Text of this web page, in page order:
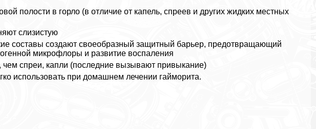
полости в горло (в отличие от капель, спреев и других жидких местных
слизистую
составы создают своеобразный защитный барьер, предотвращающий
микрофлоры и развитие воспаления
спреи, капли (последние вызывают привыкание)
использовать при домашнем лечении гайморита.